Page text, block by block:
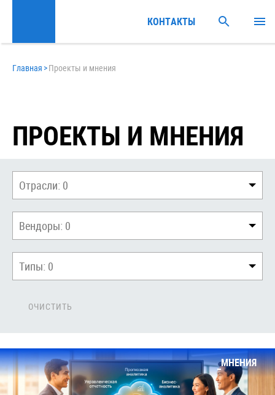
Главная >Проекты и мнения
ПРОЕКТЫ И МНЕНИЯ
Отрасли: 0
Вендоры: 0
Типы: 0
ОЧИСТИТЬ
МНЕНИЯ
КОНТАКТЫ